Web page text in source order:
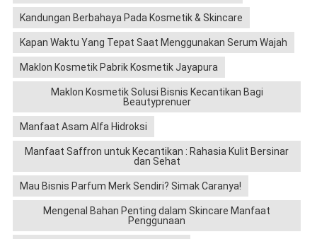
Kandungan Berbahaya Pada Kosmetik & Skincare
Kapan Waktu Yang Tepat Saat Menggunakan Serum Wajah
Maklon Kosmetik Pabrik Kosmetik Jayapura
Maklon Kosmetik Solusi Bisnis Kecantikan Bagi
Beautyprenuer
Manfaat Asam Alfa Hidroksi
Manfaat Saffron untuk Kecantikan : Rahasia Kulit Bersinar
dan Sehat
Mau Bisnis Parfum Merk Sendiri? Simak Caranya!
Mengenal Bahan Penting dalam Skincare Manfaat
Penggunaan